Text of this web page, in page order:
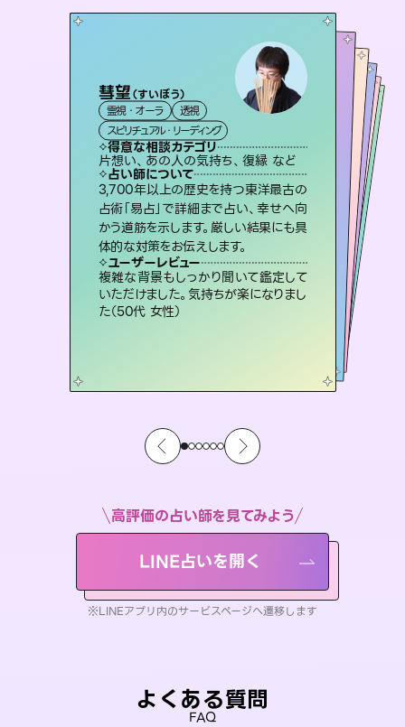
彗望（すいぼう）
霊視・オーラ
透視
スピリチュアル・リーディング
得意な相談カテゴリ
片想い、あの人の気持ち、復縁 など
占い師について
3,700年以上の歴史を持つ東洋最古の
占術「易占」で詳細まで占い、幸せへ向
かう道筋を示します。厳しい結果にも具
体的な対策をお伝えします。
ユーザーレビュー
複雑な背景もしっかり聞いて鑑定して
いただけました。気持ちが楽になりまし
た（50代 女性）
アイリス -iris-
西洋占星術 タロット
ルーン
得意な相談カテゴリ
恋愛総合、片想い、二人の未来 など
占い師について
復縁、恋愛、不倫の行方、同性愛や片
思い、仕事関係や借金問題まで知りた
いことや心の負担になっていることを
紐解き、背中をそっと押して導きます。
ユーザーレビュー
安心感のあり、言い切ってくれる所や濁
さない鑑定のおかげで、毎回自分の気
持ちを整えられます（30代 男性）
おう 霊感オラクル
霊視・オーラ
オラクルカード
得意な相談カテゴリ
恋愛総合、あの人の気持ち など
占い師について
霊視×オラクルカードを使って「今」と
「未来」そして「気になるあの人の気持
ち」まで丁寧に読み解き、恋や人生のヒ
ントを優しく引き出します。
ユーザーレビュー
不安な気持ちが嘘みたいに晴れまし
た…！よく視えていらっしゃるんだなと
感じました（40代 女性）
未来視師＊花
霊視・オーラ
スピリチュアル・リーディング
得意な相談カテゴリ
出逢い、片想い、復縁 など
占い師について
未来には何パターンもの選択肢があります。不安で視えにくくなっているあなたの素敵な未来を見つけ、その未来を選択できるようアドバイスします。
ユーザーレビュー
職場の人の性質や人間関係、本心など
本当によく視えていてびっくり。対策が
打てて前向きになれます（40代）
桃源珠羽
霊視・オーラ
スピリチュアル・リーディング
得意な相談カテゴリ
片想い、あの人の気持ち、復縁 など
占い師について
恋愛のお悩みの中でも特に「曖昧な関
係」の相談を得意としており、友達以上
恋人未満なお相手との今後や本音を丁
寧に読み解き恋愛成就へと導きます。
ユーザーレビュー
鑑定していただいてアドバイス通りに行
動すると仲が復活してきました。ありが
とうございました（40代 女性）
セラピスト理恵
霊視・オーラ タロット
スピリチュアル・リーディング
得意な相談カテゴリ
片想い、二人の未来、年の差 など
占い師について
連絡再開、復縁、成就などの報告実績
多数。セラピストとして2万超の施術経
験があるからこそできる鑑定で、より良
い未来をサポートします。
ユーザーレビュー
とても心温まる鑑定でした。しかもこち
らは何も言っていないのに視えていらっ
しゃるんだなと驚きです（30代女性）
高評価の占い師を見てみよう
LINE占いを開く
※LINEアプリ内のサービスページへ遷移します
よくある質問
FAQ